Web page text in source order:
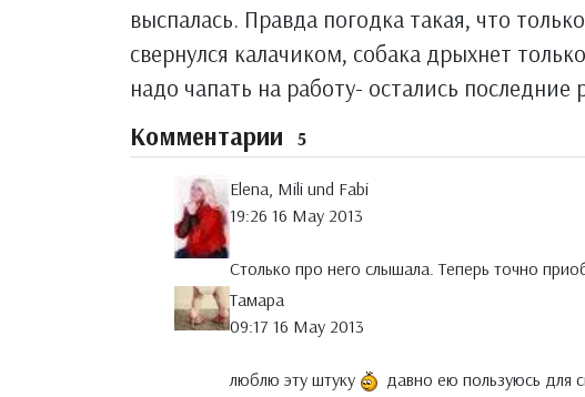
выспалась. Правда погодка такая, что
свернулся калачиком, собака дрыхнет
надо чапать на работу- остались последние
Комментарии 5
Elena, Mili und Fabi
19:26 16 May 2013
Столько про него слышала. Теперь точно
Тамара
09:17 16 May 2013
люблю эту штуку
давно ею пользуюсь для